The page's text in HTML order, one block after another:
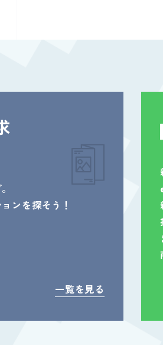
ンを探そう！
一覧を見る